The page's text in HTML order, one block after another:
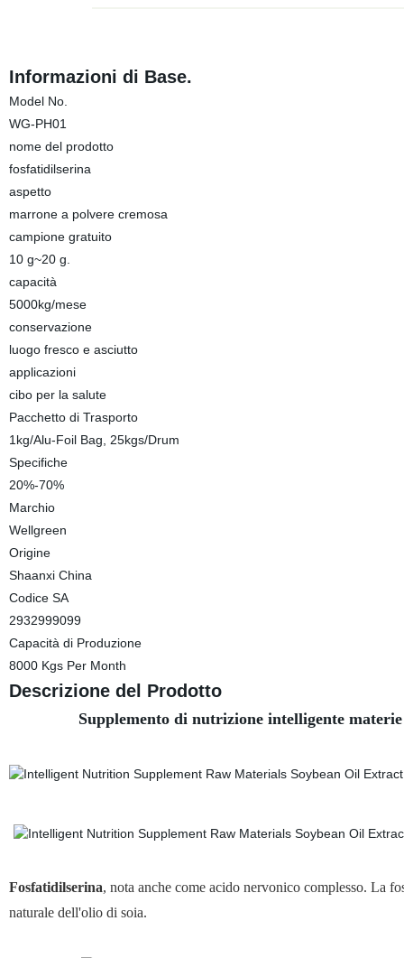
Informazioni di Base.
Model No.
WG-PH01
nome del prodotto
fosfatidilserina
aspetto
marrone a polvere cremosa
campione gratuito
10 g~20 g.
capacità
5000kg/mese
conservazione
luogo fresco e asciutto
applicazioni
cibo per la salute
Pacchetto di Trasporto
1kg/Alu-Foil Bag, 25kgs/Drum
Specifiche
20%-70%
Marchio
Wellgreen
Origine
Shaanxi China
Codice SA
2932999099
Capacità di Produzione
8000 Kgs Per Month
Descrizione del Prodotto
Supplemento di nutrizione intelligente
Fosfatidilserina, nota anche come acido nervonico complesso. La
naturale dell'olio di soia.